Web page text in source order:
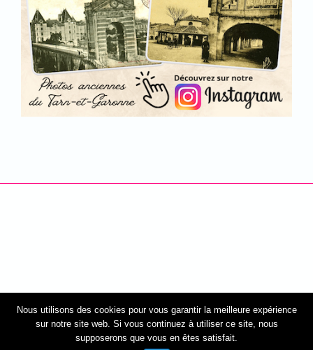
Nous utilisons des cookies pour vous garantir la meilleure expérience
sur notre site web. Si vous continuez à utiliser ce site, nous
supposerons que vous en êtes satisfait.